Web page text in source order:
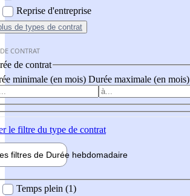
Reprise d'entreprise
de types de contrat
CONTRAT
de contrat
minimale (en mois) Durée maximale (en mois)
le filtre du type de contrat
filtres de Durée hebdomadaire
Temps plein (1)